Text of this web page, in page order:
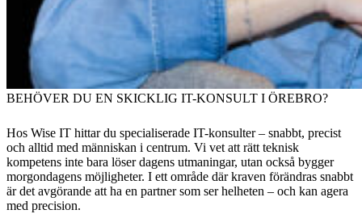
BEHÖVER DU EN SKICKLIG IT-KONSULT I ÖREBRO?
Hos Wise IT hittar du specialiserade IT-konsulter – snabbt, precist
och alltid med människan i centrum. Vi vet att rätt teknisk
kompetens inte bara löser dagens utmaningar, utan också bygger
morgondagens möjligheter. I ett område där kraven förändras snabbt
är det avgörande att ha en partner som ser helheten – och kan agera
med precision.